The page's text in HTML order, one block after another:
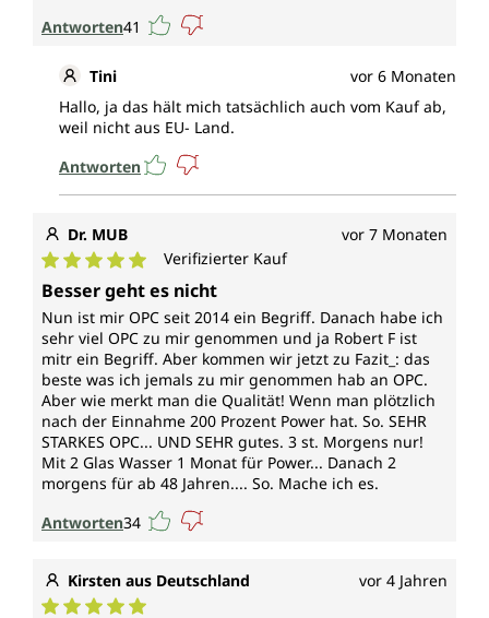
Antworten41
Tini
vor 6 Monaten
Hallo, ja das hält mich tatsächlich auch vom Kauf ab,
weil nicht aus EU- Land.
Antworten
Dr. MUB vor 7 Monaten
Durchschnittliche Bewertung von 5 von 5 Sternen
Verifizierter Kauf
Besser geht es nicht
Nun ist mir OPC seit 2014 ein Begriff. Danach habe ich
sehr viel OPC zu mir genommen und ja Robert F ist
mitr ein Begriff. Aber kommen wir jetzt zu Fazit_: das
beste was ich jemals zu mir genommen hab an OPC.
Aber wie merkt man die Qualität! Wenn man plötzlich
nach der Einnahme 200 Prozent Power hat. So. SEHR
STARKES OPC... UND SEHR gutes. 3 st. Morgens nur!
Mit 2 Glas Wasser 1 Monat für Power... Danach 2
morgens für ab 48 Jahren.... So. Mache ich es.
Antworten34
Kirsten aus Deutschland vor 4 Jahren